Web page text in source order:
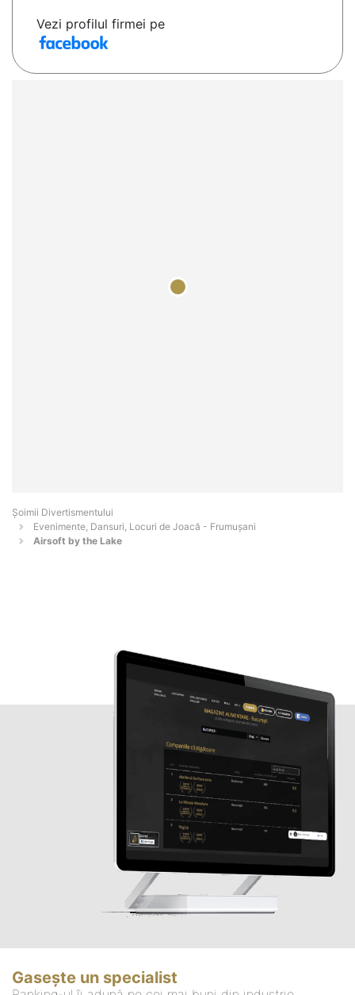
Vezi profilul firmei pe
Şoimii Divertismentului
Evenimente, Dansuri, Locuri de Joacă - Frumuşani
Airsoft by the Lake
Gasește un specialist